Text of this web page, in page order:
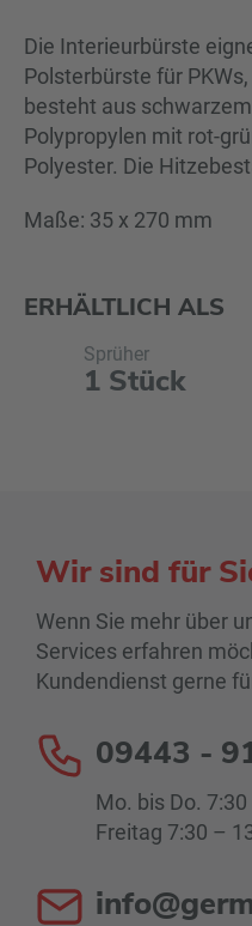
Die Interieurbürste
Polsterbürste für
besteht aus
Polypropylen mit rot-
Polyester. Die
Maße: 35 x 270 mm
ERHÄLTLICH ALS
Sprüher
1 Stück
Wir sind für
Wenn Sie mehr über
Services erfahren
Kundendienst gerne
09443 -
Mo. bis Do.
Freitag 7:30 –